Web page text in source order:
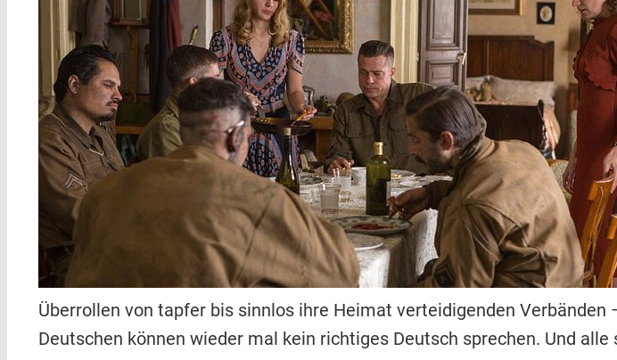
Überrollen von tapfer bis sinnlos ihre Heimat verteidigenden
Deutschen können wieder mal kein richtiges Deutsch sprechen. Und